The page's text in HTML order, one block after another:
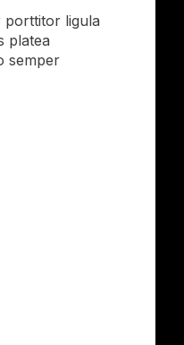
porttitor ligula
platea
semper